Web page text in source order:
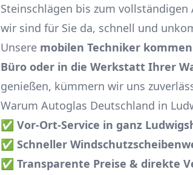
Steinschlägen bis zum
wir sind für Sie da, schnell und
Unsere mobilen Techniker
Büro oder in die Werkstatt Ihrer
genießen, kümmern wir uns
Warum Autoglas Deutschland in
✅ Vor-Ort-Service in ganz
✅ Schneller
✅ Transparente Preise & direkte